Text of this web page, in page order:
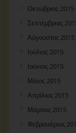
Οκτώβριος 2015
Σεπτέμβριος
Αύγουστος 2015
Ιούλιος 2015
Ιούνιος 2015
Μάιος 2015
Απρίλιος 2015
Μάρτιος 2015
Φεβρουάριος